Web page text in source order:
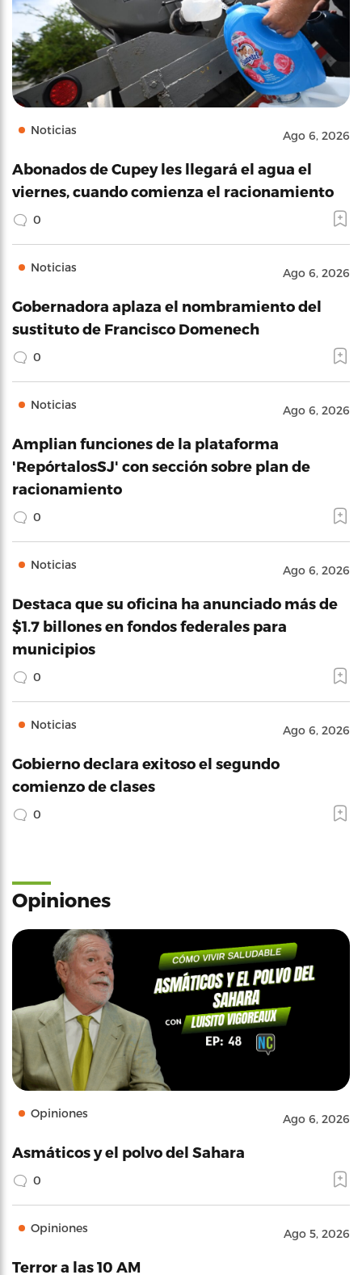
Noticias Ago 6, 2026
Abonados de Cupey les llegará el agua el
viernes, cuando comienza el racionamiento
0
Noticias Ago 6, 2026
Gobernadora aplaza el nombramiento del
sustituto de Francisco Domenech
0
Noticias Ago 6, 2026
Amplian funciones de la plataforma
'RepórtalosSJ' con sección sobre plan de
racionamiento
0
Noticias Ago 6, 2026
Destaca que su oficina ha anunciado más de
$1.7 billones en fondos federales para
municipios
0
Noticias Ago 6, 2026
Gobierno declara exitoso el segundo
comienzo de clases
0
Opiniones
Opiniones Ago 6, 2026
Asmáticos y el polvo del Sahara
0
Opiniones Ago 5, 2026
Terror a las 10 AM